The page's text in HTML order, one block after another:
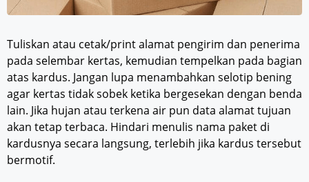
Tuliskan atau cetak/print alamat pengirim dan penerima
pada selembar kertas, kemudian tempelkan pada bagian
atas kardus. Jangan lupa menambahkan selotip bening
agar kertas tidak sobek ketika bergesekan dengan benda
lain. Jika hujan atau terkena air pun data alamat tujuan
akan tetap terbaca. Hindari menulis nama paket di
kardusnya secara langsung, terlebih jika kardus tersebut
bermotif.